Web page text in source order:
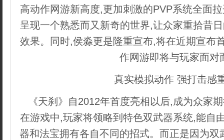
高动作网游新高度,更加刺激的PVP系统全面
呈现一个熟悉而又新奇的世界,让众家重拾昔
效果。同时,侯淼更是隆重宣布,将在近期宣布
作网游即将与玩家面对
真实模拟动作 强打击感
《天刹》自2012年首度亮相以后,成为众家
在游戏中,玩家将领略到特色双武器系统,能自
器和法宝拥有各自不同的招式。而正是因为